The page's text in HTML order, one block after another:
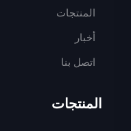
المنتجات
أخبار
اتصل بنا
المنتجات